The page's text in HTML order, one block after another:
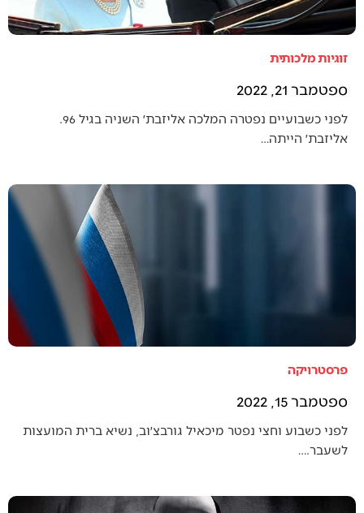
זוגיות מלכותית
ספטמבר 21, 2022
לפני כשבועיים נפטרה המלכה אליזבת׳ השניה בגיל 96.
אליזבת׳ הייתה…
פרסטרויקה
ספטמבר 15, 2022
לפני כשבוע וחצי נפטר מיכאיל גורבצ׳וב, נשיא ברית המועצות
לשעבר.…